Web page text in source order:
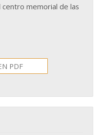
memorial de las
PDF